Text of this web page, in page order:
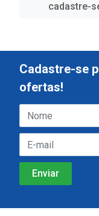
cadastre-
Cadastre-se
ofertas!